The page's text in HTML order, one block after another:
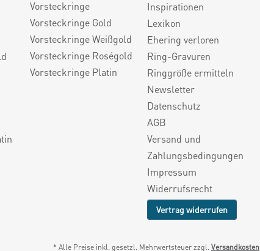
Vorsteckringe
Vorsteckringe Gold
Vorsteckringe Weißgold
Vorsteckringe Roségold
Vorsteckringe Platin
Inspirationen
Lexikon
Ehering verloren
Ring-Gravuren
Ringgröße ermitteln
Newsletter
Datenschutz
AGB
Versand und
Zahlungsbedingungen
Impressum
Widerrufsrecht
Vertrag widerrufen
* Alle Preise inkl. gesetzl. Mehrwertsteuer zzgl. Versandkosten